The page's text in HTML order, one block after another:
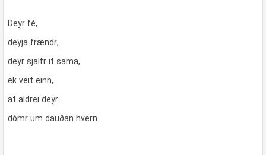
Deyr fé,
deyja frændr,
deyr sjalfr it sama,
ek veit einn,
at aldrei deyr:
dómr um dauðan hvern.